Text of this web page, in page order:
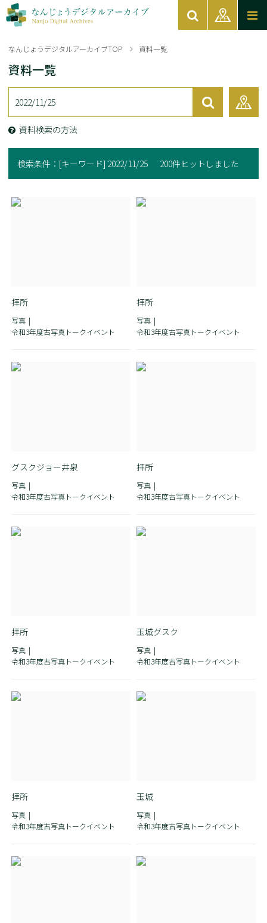
なんじょうデジタルアーカイブTOP 資料一覧
資料一覧
資料検索の方法
検索条件： [キーワード] 2022/11/25 200件ヒットしました
拝所
写真
令和3年度古写真トークイベント
拝所
写真
令和3年度古写真トークイベント
グスクジョー井泉
写真
令和3年度古写真トークイベント
拝所
写真
令和3年度古写真トークイベント
拝所
写真
令和3年度古写真トークイベント
玉城グスク
写真
令和3年度古写真トークイベント
拝所
写真
令和3年度古写真トークイベント
玉城
写真
令和3年度古写真トークイベント